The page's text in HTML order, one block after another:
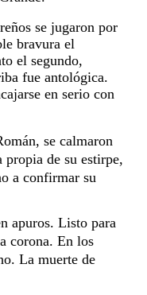
se jugaron por
bravura el
el segundo,
fue antológica.
en serio con
se calmaron
propia de su estirpe,
a confirmar su
apuros. Listo para
corona. En los
La muerte de